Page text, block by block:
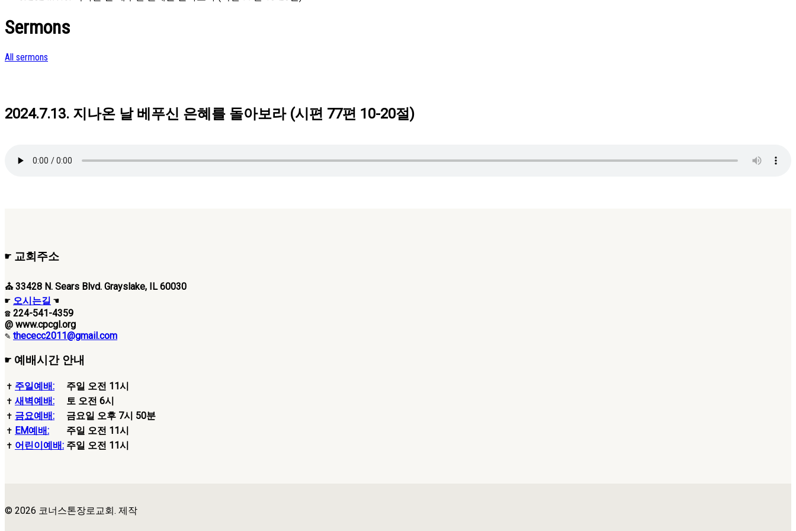
Sermons
All sermons
2024.7.13. 지나온 날 베푸신 은혜를 돌아보라 (시편 77편 10-20절)
☛ 교회주소
⛪ 33428 N. Sears Blvd. Grayslake, IL 60030
☛ 오시는길 ☚
☎ 224-541-4359
@ www.cpcgl.org
✎ thececc2011@gmail.com
☛ 예배시간 안내
✝ 주일예배:
주일 오전 11시
✝ 새벽예배:
토 오전 6시
✝ 금요예배:
금요일 오후 7시 50분
✝ EM예배:
주일 오전 11시
✝ 어린이예배: 주일 오전 11시
© 2026 코너스톤장로교회. 제작